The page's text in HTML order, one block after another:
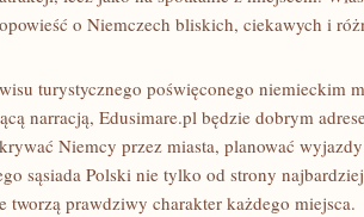
o Niemczech bliskich, ciekawych i
turystycznego poświęconego niemieckim
narracją, Edusimare.pl będzie dobrym
Niemcy przez miasta, planować
sąsiada Polski nie tylko od strony
tworzą prawdziwy charakter każdego miejsca.